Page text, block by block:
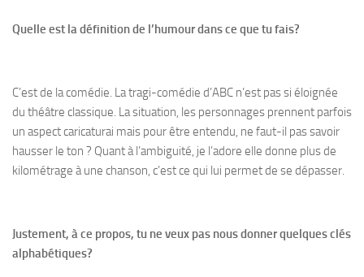
Quelle est la définition de l’humour dans ce que tu fais?
C’est de la comédie. La tragi-comédie d’ABC n’est pas si éloignée
du théâtre classique. La situation, les personnages prennent parfois
un aspect caricaturai mais pour être entendu, ne faut-il pas savoir
hausser le ton ? Quant à l’ambiguité, je l’adore elle donne plus de
kilométrage à une chanson, c’est ce qui lui permet de se dépasser.
Justement, à ce propos, tu ne veux pas nous donner quelques clés
alphabétiques?